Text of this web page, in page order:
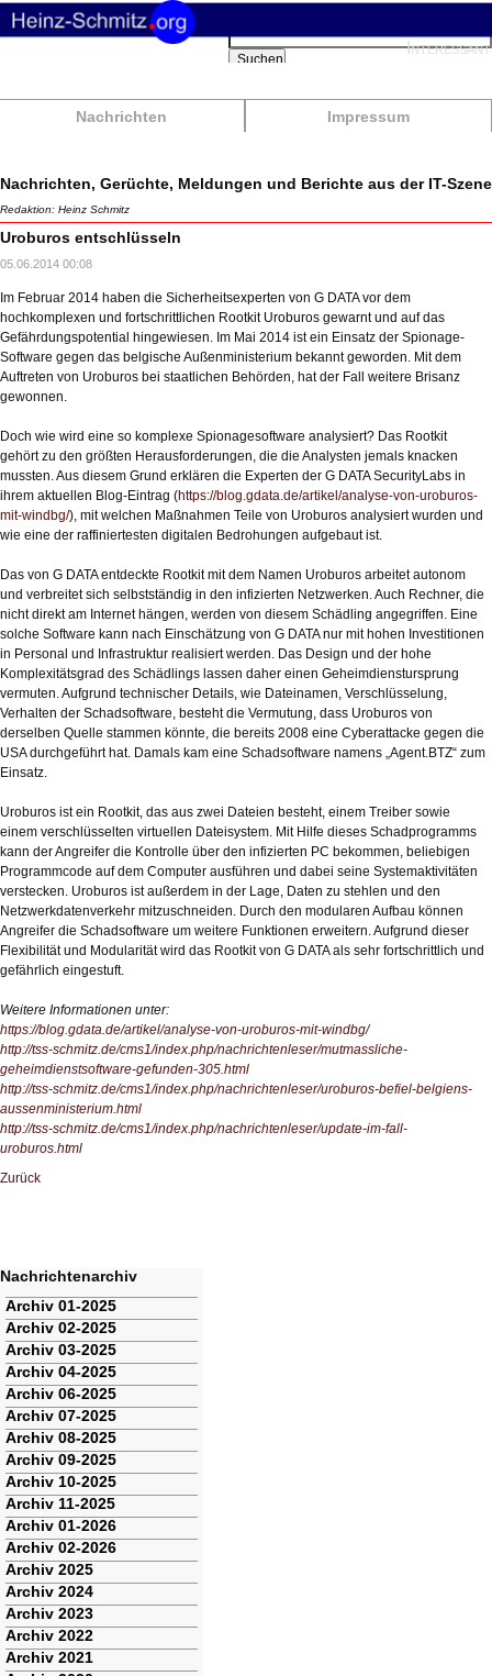
Nachrichten Impressum
Suchbegriffe
Suchen
Nachrichten, Gerüchte, Meldungen und Berichte aus der IT-Szene
Redaktion: Heinz Schmitz
Uroburos entschlüsseln
05.06.2014 00:08
Im Februar 2014 haben die Sicherheitsexperten von G DATA vor dem
hochkomplexen und fortschrittlichen Rootkit Uroburos gewarnt und auf das
Gefährdungspotential hingewiesen. Im Mai 2014 ist ein Einsatz der Spionage-
Software gegen das belgische Außenministerium bekannt geworden. Mit dem
Auftreten von Uroburos bei staatlichen Behörden, hat der Fall weitere Brisanz
gewonnen.
Doch wie wird eine so komplexe Spionagesoftware analysiert? Das Rootkit
gehört zu den größten Herausforderungen, die die Analysten jemals knacken
mussten. Aus diesem Grund erklären die Experten der G DATA SecurityLabs in
ihrem aktuellen Blog-Eintrag (https://blog.gdata.de/artikel/analyse-von-uroburos-
mit-windbg/), mit welchen Maßnahmen Teile von Uroburos analysiert wurden und
wie eine der raffiniertesten digitalen Bedrohungen aufgebaut ist.
Das von G DATA entdeckte Rootkit mit dem Namen Uroburos arbeitet autonom
und verbreitet sich selbstständig in den infizierten Netzwerken. Auch Rechner, die
nicht direkt am Internet hängen, werden von diesem Schädling angegriffen. Eine
solche Software kann nach Einschätzung von G DATA nur mit hohen Investitionen
in Personal und Infrastruktur realisiert werden. Das Design und der hohe
Komplexitätsgrad des Schädlings lassen daher einen Geheimdienstursprung
vermuten. Aufgrund technischer Details, wie Dateinamen, Verschlüsselung,
Verhalten der Schadsoftware, besteht die Vermutung, dass Uroburos von
derselben Quelle stammen könnte, die bereits 2008 eine Cyberattacke gegen die
USA durchgeführt hat. Damals kam eine Schadsoftware namens „Agent.BTZ“ zum
Einsatz.
Uroburos ist ein Rootkit, das aus zwei Dateien besteht, einem Treiber sowie
einem verschlüsselten virtuellen Dateisystem. Mit Hilfe dieses Schadprogramms
kann der Angreifer die Kontrolle über den infizierten PC bekommen, beliebigen
Programmcode auf dem Computer ausführen und dabei seine Systemaktivitäten
verstecken. Uroburos ist außerdem in der Lage, Daten zu stehlen und den
Netzwerkdatenverkehr mitzuschneiden. Durch den modularen Aufbau können
Angreifer die Schadsoftware um weitere Funktionen erweitern. Aufgrund dieser
Flexibilität und Modularität wird das Rootkit von G DATA als sehr fortschrittlich und
gefährlich eingestuft.
Weitere Informationen unter:
https://blog.gdata.de/artikel/analyse-von-uroburos-mit-windbg/
http://tss-schmitz.de/cms1/index.php/nachrichtenleser/mutmassliche-
geheimdienstsoftware-gefunden-305.html
http://tss-schmitz.de/cms1/index.php/nachrichtenleser/uroburos-befiel-belgiens-
aussenministerium.html
http://tss-schmitz.de/cms1/index.php/nachrichtenleser/update-im-fall-
uroburos.html
Zurück
Nachrichtenarchiv
Navigation
überspringen
Archiv 01-2025
Archiv 02-2025
Archiv 03-2025
Archiv 04-2025
Archiv 06-2025
Archiv 07-2025
Archiv 08-2025
Archiv 09-2025
Archiv 10-2025
Archiv 11-2025
Archiv 01-2026
Archiv 02-2026
Archiv 2025
Archiv 2024
Archiv 2023
Archiv 2022
Archiv 2021